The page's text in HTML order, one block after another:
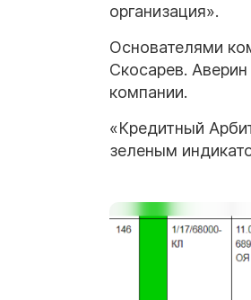
организация».
Основателями
Скосарев.
компании.
«Кредитный
зеленым